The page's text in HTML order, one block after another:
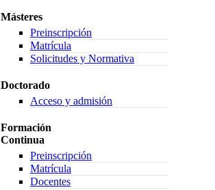
Másteres
Preinscripción
Matrícula
Solicitudes y Normativa
Doctorado
Acceso y admisión
Formación
Continua
Preinscripción
Matrícula
Docentes